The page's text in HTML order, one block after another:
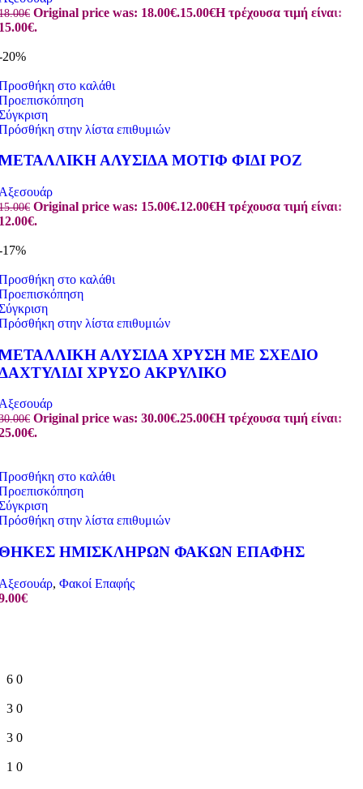
€ Original price was: 18.00€.15.00€Η τρέχουσα τιμή είναι:
20%
στο καλάθι
στην λίστα επιθυμιών
ΑΛΥΣΙΔΑ ΜΟΤΙΦ ΦΙΔΙ ΡΟΖ
€ Original price was: 15.00€.12.00€Η τρέχουσα τιμή είναι:
17%
στο καλάθι
στην λίστα επιθυμιών
ΑΛΥΣΙΔΑ ΧΡΥΣΗ ΜΕ ΣΧΕΔΙΟ
ΧΡΥΣΟ ΑΚΡΥΛΙΚΟ
€ Original price was: 30.00€.25.00€Η τρέχουσα τιμή είναι:
στο καλάθι
στην λίστα επιθυμιών
ΗΜΙΣΚΛΗΡΩΝ ΦΑΚΩΝ ΕΠΑΦΗΣ
, Φακοί Επαφής
€
6 0
3 0
3 0
1 0